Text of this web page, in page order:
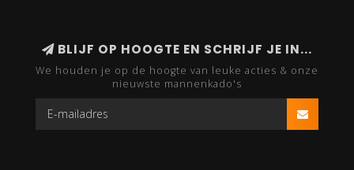
BLIJF OP HOOGTE EN SCHRIJF JE IN...
We houden je op de hoogte van leuke acties & onze
nieuwste mannenkado's